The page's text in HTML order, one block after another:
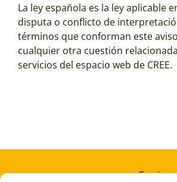
La ley española es la ley aplicable
disputa o conflicto de
términos que conforman este
cualquier otra cuestión
servicios del espacio web de CREE.